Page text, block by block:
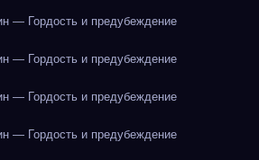
— Гордость и предубеждение
— Гордость и предубеждение
— Гордость и предубеждение
— Гордость и предубеждение